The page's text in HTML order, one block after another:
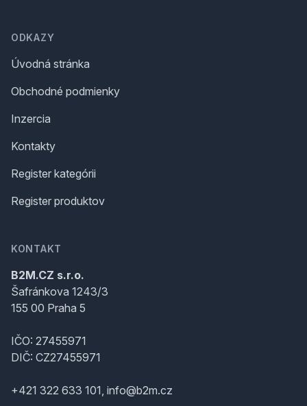
ODKAZY
Úvodná stránka
Obchodné podmienky
Inzercia
Kontakty
Register kategórii
Register produktov
KONTAKT
B2M.CZ s.r.o.
Šafránkova 1243/3
155 00 Praha 5
IČO: 27455971
DIČ: CZ27455971
+421 322 633 101, info@b2m.cz